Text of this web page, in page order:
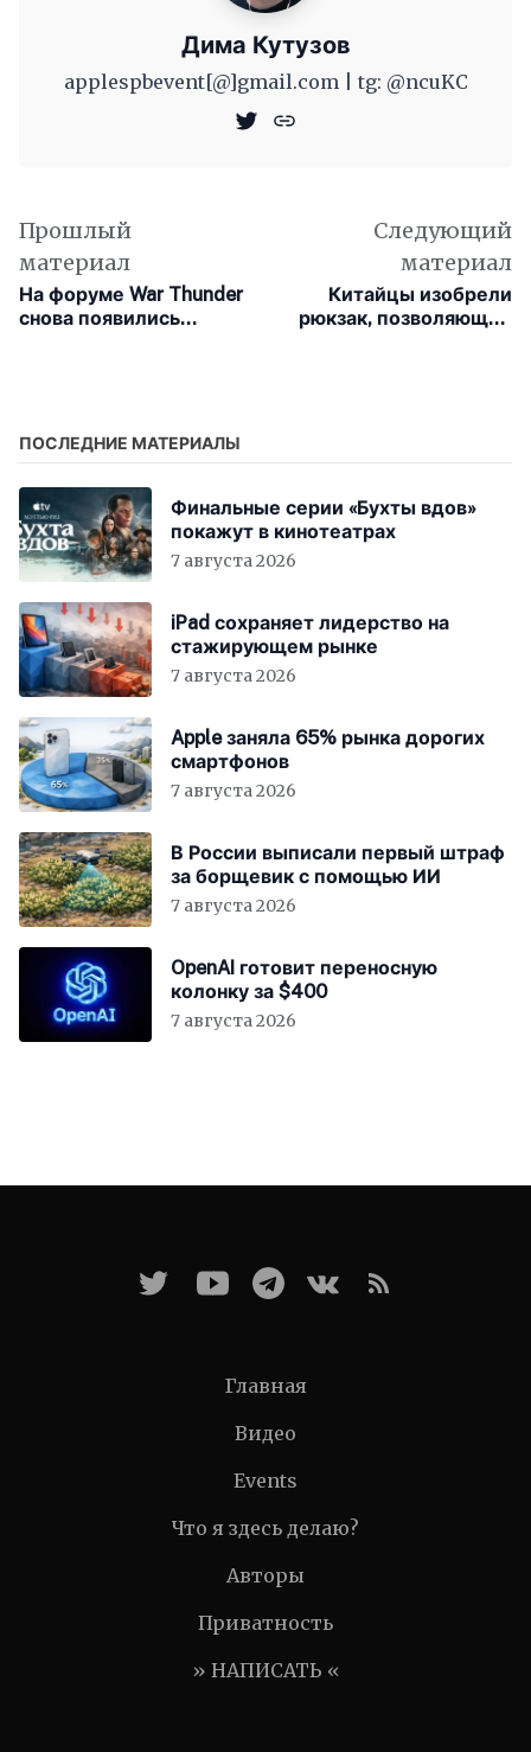
Дима Кутузов
applespbevent[@]gmail.com | tg: @ncuKC
Прошлый
материал
На форуме War Thunder
снова появились
Следующий
материал
Китайцы изобрели
рюкзак, позволяющий
ПОСЛЕДНИЕ МАТЕРИАЛЫ
Финальные серии «Бухты вдов»
покажут в кинотеатрах
7 августа 2026
iPad сохраняет лидерство на
стажирующем рынке
7 августа 2026
Apple заняла 65% рынка дорогих
смартфонов
7 августа 2026
В России выписали первый штраф
за борщевик с помощью ИИ
7 августа 2026
OpenAI готовит переносную
колонку за $400
7 августа 2026
Главная
Видео
Events
Что я здесь делаю?
Авторы
Приватность
» НАПИСАТЬ «